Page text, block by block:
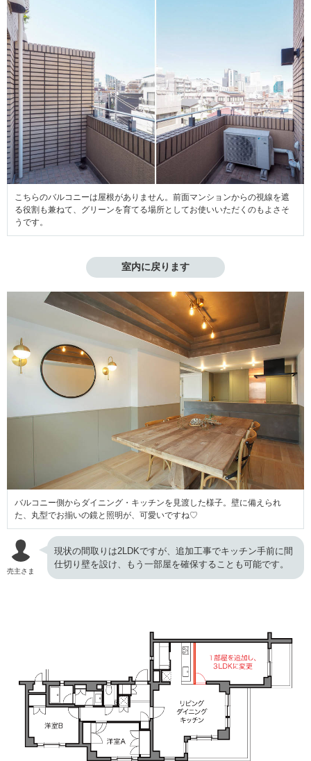
こちらのバルコニーは屋根がありません。前面マンションからの視線を遮
る役割も兼ねて、グリーンを育てる場所としてお使いいただくのもよさそ
うです。
室内に戻ります
バルコニー側からダイニング・キッチンを見渡した様子。壁に備えられ
た、丸型でお揃いの鏡と照明が、可愛いですね♡
売主さま
現状の間取りは2LDKですが、追加工事でキッチン手前に間
仕切り壁を設け、もう一部屋を確保することも可能です。